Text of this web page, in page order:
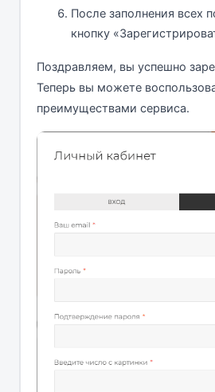
После заполнения всех
кнопку
Поздравляем, вы успешно
Теперь вы можете
преимуществами сервиса.